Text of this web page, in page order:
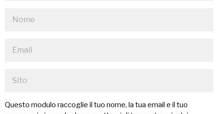
Questo modulo raccoglie il tuo nome, la tua email e il tuo